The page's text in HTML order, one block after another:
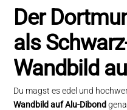
Der
als
Wandbild
Du magst es edel und
Wandbild auf Alu-Dibond